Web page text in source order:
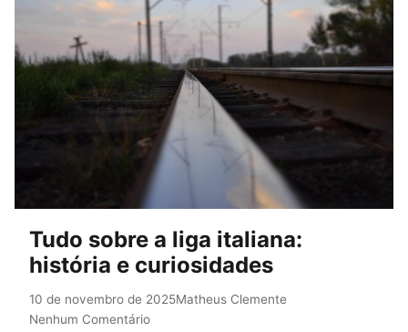
Tudo sobre a liga italiana:
história e curiosidades
10 de novembro de 2025Matheus Clemente
Nenhum Comentário